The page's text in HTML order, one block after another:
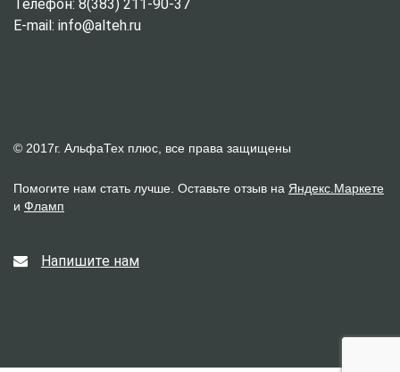
Телефон: 8(383) 211-90-37
E-mail: info@alteh.ru
© 2017г. АльфаТех плюс, все права защищены
Помогите нам стать лучше. Оставьте отзыв на Яндекс.Маркете
и Фламп
Напишите нам